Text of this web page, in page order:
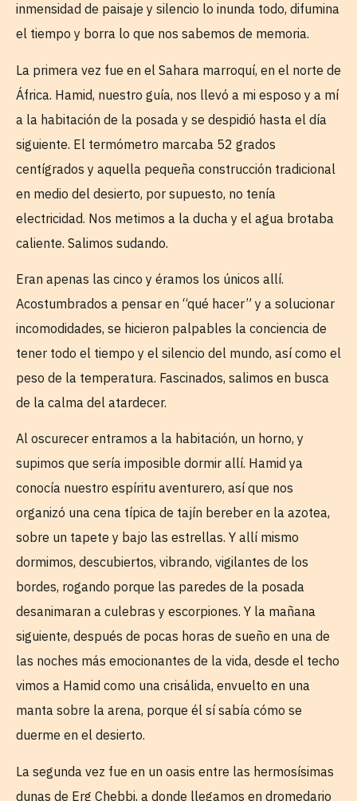
inmensidad de paisaje y silencio lo inunda todo, difumina
el tiempo y borra lo que nos sabemos de memoria.
La primera vez fue en el Sahara marroquí, en el norte de
África. Hamid, nuestro guía, nos llevó a mi esposo y a mí
a la habitación de la posada y se despidió hasta el día
siguiente. El termómetro marcaba 52 grados
centígrados y aquella pequeña construcción tradicional
en medio del desierto, por supuesto, no tenía
electricidad. Nos metimos a la ducha y el agua brotaba
caliente. Salimos sudando.
Eran apenas las cinco y éramos los únicos allí.
Acostumbrados a pensar en “qué hacer” y a solucionar
incomodidades, se hicieron palpables la conciencia de
tener todo el tiempo y el silencio del mundo, así como el
peso de la temperatura. Fascinados, salimos en busca
de la calma del atardecer.
Al oscurecer entramos a la habitación, un horno, y
supimos que sería imposible dormir allí. Hamid ya
conocía nuestro espíritu aventurero, así que nos
organizó una cena típica de tajín bereber en la azotea,
sobre un tapete y bajo las estrellas. Y allí mismo
dormimos, descubiertos, vibrando, vigilantes de los
bordes, rogando porque las paredes de la posada
desanimaran a culebras y escorpiones. Y la mañana
siguiente, después de pocas horas de sueño en una de
las noches más emocionantes de la vida, desde el techo
vimos a Hamid como una crisálida, envuelto en una
manta sobre la arena, porque él sí sabía cómo se
duerme en el desierto.
La segunda vez fue en un oasis entre las hermosísimas
dunas de Erg Chebbi, a donde llegamos en dromedario